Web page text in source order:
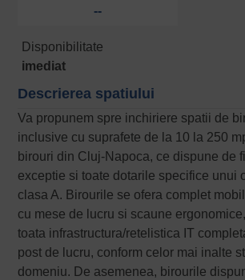
--
Disponibilitate
imediat
Descrierea spatiului
Va propunem spre inchiriere spatii de
inclusive cu suprafete de la 10 la 250
birouri din Cluj-Napoca, ce dispune de
exceptie si toate dotarile specifice unui
clasa A. Birourile se ofera complet
cu mese de lucru si scaune
toata infrastructura/retelistica IT
post de lucru, conform celor mai inalte
domeniu. De asemenea, birourile